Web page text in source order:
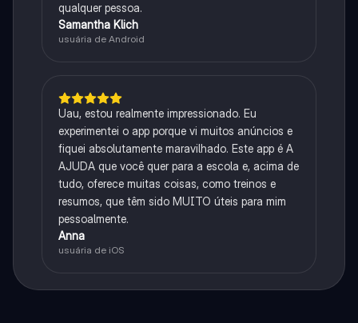
qualquer pessoa.
Samantha Klich
usuária de Android
Uau, estou realmente impressionado. Eu
experimentei o app porque vi muitos anúncios e
fiquei absolutamente maravilhado. Este app é A
AJUDA que você quer para a escola e, acima de
tudo, oferece muitas coisas, como treinos e
resumos, que têm sido MUITO úteis para mim
pessoalmente.
Anna
usuária de iOS